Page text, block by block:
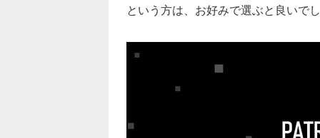
という方は、お好みで選ぶと良いで